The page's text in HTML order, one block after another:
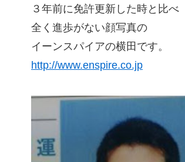
３年前に免許更新した時と比べ
全く進歩がない顔写真の
イーンスパイアの横田です。
http://www.enspire.co.jp